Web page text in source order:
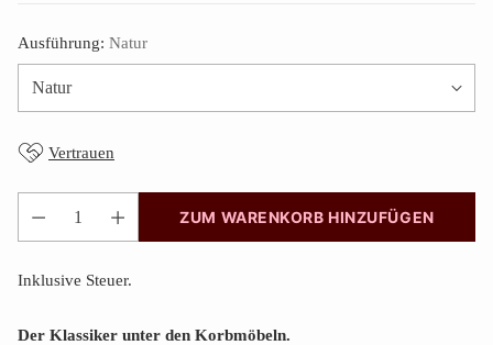
Ausführung: Natur
Vertrauen
Anzahl
ZUM WARENKORB HINZUFÜGEN
Inklusive Steuer.
Der Klassiker unter den Korbmöbeln.